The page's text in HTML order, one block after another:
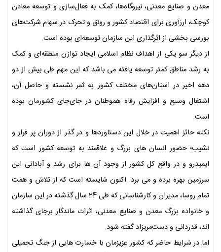
معدن و صنایع معدنی، نیروگاه‌ها، کمک به فعال‌سازی و توسعه معادن
کوچک، ارزآوری برای اقتصاد کشور و رونق و تحرک در سهام شرکت‌های
بورسی بخشی از اثرگذاری این سازمان توسعه‌ای بوده است.
از دیگر سو یکی از اهداف نظام اسلامی ایجاد توازن منطقه‌ای و کمک
به رشد مناطق کمتر توسعه یافته می باشد که این مهم طی بیش از دو
دهه اخیر در استان‌های مختلف کشور به ثمر نشسته و حاصل آن،
اشتغال وسیع و افزایش رفاه هموطنان در جای‌جای کشورمان بوده
است.
نکته حائز اهمیت در خلال این دستاوردها و در گذر از دوران پر فراز و
نشیب؛ حضور انسان های بزرگ و علاقمند به توسعه کشور است که
ایمیدرو و در واقع کل کشور از وجود آن ها برای رشد و آبادانی این
سرزمین بهره برده و می برد. اکنون شایسته است که از تلاش و همت
تمام روسا، مدیران و کارشناسانی که طی 24 سال گذشته در این سازمان
و خانواده بزرگ معدن و صنایع معدنی، اثرات ماندگار برجای گذاشته
اند، قدردانی و دست‌مریزاد گفته شود.
اما در شرایط حاضر که کشور عزیزمان با خسارت هایی از جنگ تحمیلی